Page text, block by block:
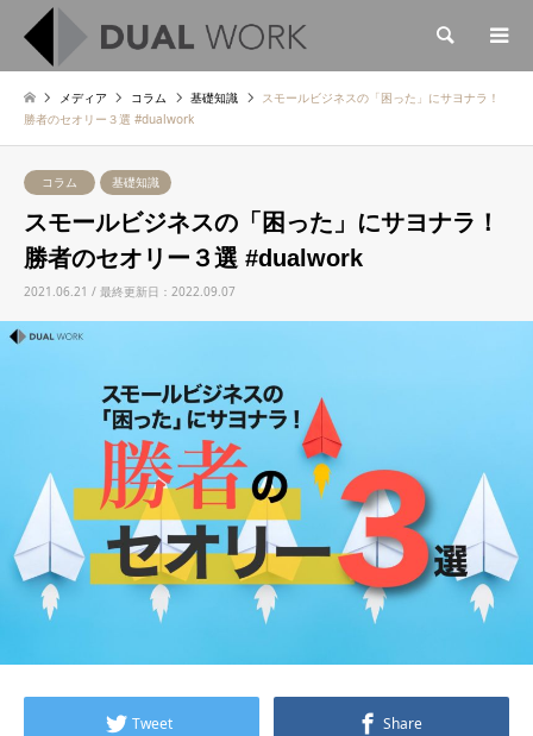
検索
メディア コラム 基礎知識
スモールビジネスの「困った」にサヨナラ！
勝者のセオリー３選 #dualwork
コラム 基礎知識
スモールビジネスの「困った」にサヨナラ！
勝者のセオリー３選 #dualwork
2021.06.21 / 最終更新日：2022.09.07
Tweet Share